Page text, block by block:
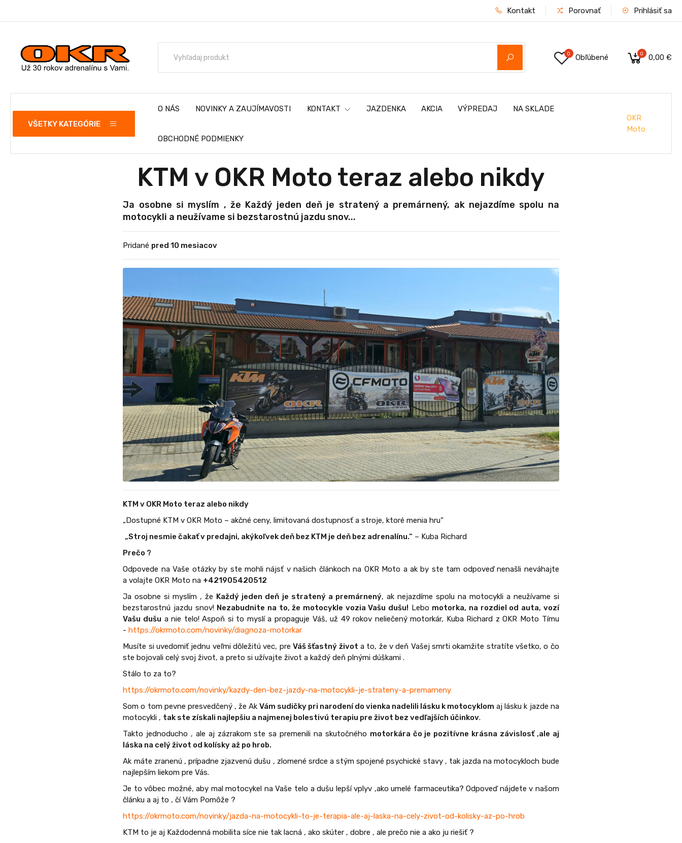
Kontakt Porovnať Prihlásiť sa
0 Obľúbené 0 0,00 €
VŠETKY KATEGÓRIE
O NÁS NOVINKY A ZAUJÍMAVOSTI KONTAKT JAZDENKA AKCIA VÝPREDAJ NA SKLADE
OBCHODNÉ PODMIENKY
OKR
Moto
KTM v OKR Moto teraz alebo nikdy
Ja osobne si myslím , že Každý jeden deň je stratený a premárnený, ak nejazdíme spolu na
motocykli a neužívame si bezstarostnú jazdu snov...
Pridané pred 10 mesiacov
KTM v OKR Moto teraz alebo nikdy
„Dostupné KTM v OKR Moto – akčné ceny, limitovaná dostupnosť a stroje, ktoré menia hru“
„Stroj nesmie čakať v predajni, akýkoľvek deň bez KTM je deň bez adrenalínu.“ – Kuba Richard
Prečo ?
Odpovede na Vaše otázky by ste mohli nájsť v našich článkoch na OKR Moto a ak by ste tam odpoveď nenašli neváhajte
a volajte OKR Moto na +421905420512
Ja osobne si myslím , že Každý jeden deň je stratený a premárnený, ak nejazdíme spolu na motocykli a neužívame si
bezstarostnú jazdu snov! Nezabudnite na to, že motocykle vozia Vašu dušu! Lebo motorka, na rozdiel od auta, vozí
Vašu dušu a nie telo! Aspoň si to myslí a propaguje Váš, už 49 rokov neliečený motorkár, Kuba Richard z OKR Moto Tímu
-https://okrmoto.com/novinky/diagnoza-motorkar
Musíte si uvedomiť jednu veľmi dôležitú vec, preVáš šťastný život a to, že v deň Vašej smrti okamžite stratíte všetko, o čo
ste bojovali celý svoj život, a preto si užívajte život a každý deň plnými dúškami .
Stálo to za to?
https://okrmoto.com/novinky/kazdy-den-bez-jazdy-na-motocykli-je-strateny-a-premarneny
Som o tom pevne presvedčený , že Ak Vám sudičky pri narodení do vienka nadelili lásku k motocyklom aj lásku k jazde na
motocykli , tak ste získali najlepšiu a najmenej bolestivú terapiu pre život bez vedľajších účinkov.
Takto jednoducho , ale aj zázrakom ste sa premenili na skutočného motorkára čo je pozitívne krásna závislosť ,ale aj
láska na celý život od kolísky až po hrob.
Ak máte zranenú , prípadne zjazvenú dušu , zlomené srdce a stým spojené psychické stavy , tak jazda na motocykloch bude
najlepším liekom pre Vás.
Je to vôbec možné, aby mal motocykel na Vaše telo a dušu lepší vplyv ,ako umelé farmaceutika? Odpoveď nájdete v našom
článku a aj to , čí Vám Pomôže ?
https://okrmoto.com/novinky/jazda-na-motocykli-to-je-terapia-ale-aj-laska-na-cely-zivot-od-kolisky-az-po-hrob
KTM to je aj Každodenná mobilita síce nie tak lacná , ako skúter , dobre , ale prečo nie a ako ju riešiť ?